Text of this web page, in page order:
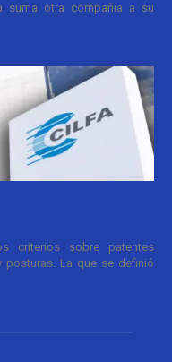
suma otra compañía a su
criterios sobre patentes
posturas. La que se definió